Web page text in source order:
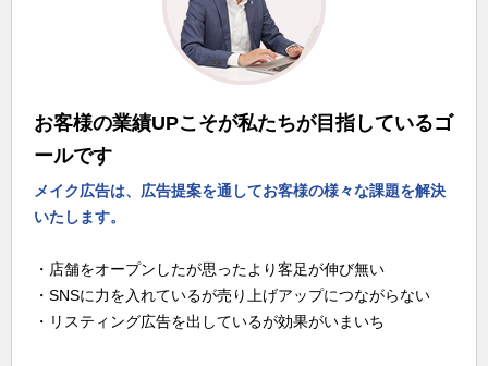
お客様の業績UPこそが私たちが目指しているゴ
ールです
メイク広告は、広告提案を通してお客様の様々な課題を解決
いたします。
・店舗をオープンしたが思ったより客足が伸び無い
・SNSに力を入れているが売り上げアップにつながらない
・リスティング広告を出しているが効果がいまいち